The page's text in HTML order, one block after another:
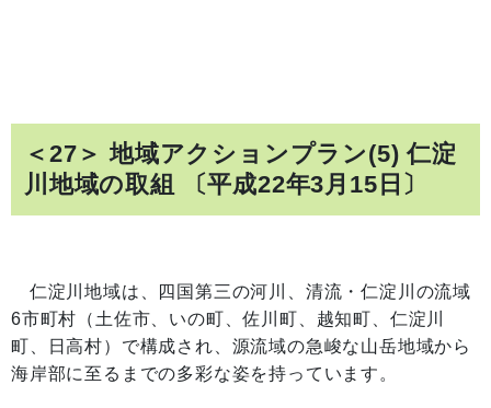
＜27＞ 地域アクションプラン(5) 仁淀
川地域の取組 〔平成22年3月15日〕
仁淀川地域は、四国第三の河川、清流・仁淀川の流域
6市町村（土佐市、いの町、佐川町、越知町、仁淀川
町、日高村）で構成され、源流域の急峻な山岳地域から
海岸部に至るまでの多彩な姿を持っています。